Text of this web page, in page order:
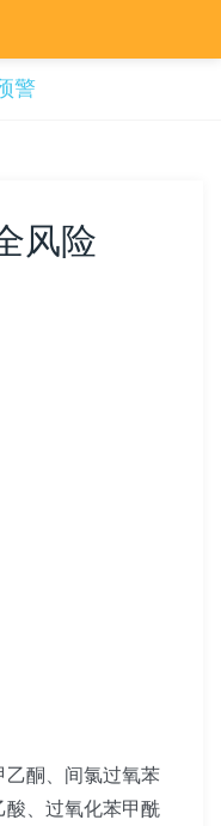
警
风险
乙酮、间氯过氧苯
酸、过氧化苯甲酰